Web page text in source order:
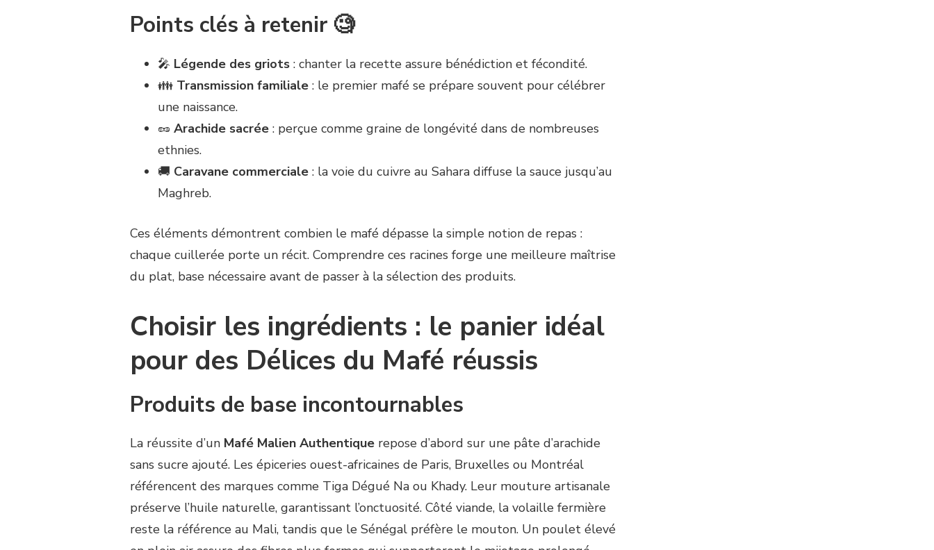
Points clés à retenir 🧐
🎤 Légende des griots : chanter la recette assure bénédiction et fécondité.
👪 Transmission familiale : le premier mafé se prépare souvent pour célébrer
une naissance.
🥜 Arachide sacrée : perçue comme graine de longévité dans de nombreuses
ethnies.
🚚 Caravane commerciale : la voie du cuivre au Sahara diffuse la sauce jusqu’au
Maghreb.
Ces éléments démontrent combien le mafé dépasse la simple notion de repas :
chaque cuillerée porte un récit. Comprendre ces racines forge une meilleure maîtrise
du plat, base nécessaire avant de passer à la sélection des produits.
Choisir les ingrédients : le panier idéal
pour des Délices du Mafé réussis
Produits de base incontournables
La réussite d’un Mafé Malien Authentique repose d’abord sur une pâte d’arachide
sans sucre ajouté. Les épiceries ouest-africaines de Paris, Bruxelles ou Montréal
référencent des marques comme Tiga Dégué Na ou Khady. Leur mouture artisanale
préserve l’huile naturelle, garantissant l’onctuosité. Côté viande, la volaille fermière
reste la référence au Mali, tandis que le Sénégal préfère le mouton. Un poulet élevé